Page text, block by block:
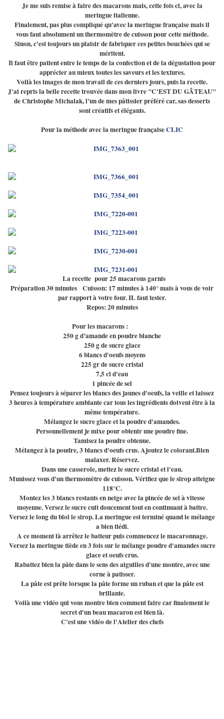
Je me suis remise à faire des macarons mais, cette fois ci, avec la
meringue italienne.
Finalement, pas plus compliqué qu'avec la meringue française mais il
vous faut absolument un thermomètre de cuisson pour cette méthode.
Sinon, c'est toujours un plaisir de fabriquer ces petites bouchées qui se
méritent.
Il faut être patient entre le temps de la confection et de la dégustation pour
apprécier au mieux toutes les saveurs et les textures.
Voilà les images de mon travail de ces derniers jours, puis la recette.
J'ai repris la belle recette trouvée dans mon livre "C'EST DU GÂTEAU"
de Christophe Michalak, l'un de mes pâtissier préféré car, sas desserts
sont créatifs et élégants.
Pour la méthode avec la meringue françaiseCLIC
La recette pour 25 macarons garnis
Préparation 30 minutes Cuisson: 17 minutes à 140° mais à vous de voir
par rapport à votre four. IL faut tester.
Repos: 20 minutes
Pour les macarons :
250 g d’amande en poudre blanche
250 g de sucre glace
6 blancs d'oeufs moyens
225 gr de sucre cristal
7,5 cl d'eau
1 pincée de sel
Pensez toujours à séparer les blancs des jaunes d'oeufs, la veille et laissez
3 heures à température ambiante car tous les ingrédients doivent être à la
même température.
Mélangez le sucre glace et la poudre d'amandes.
Personnellement je mixe pour obtenir une poudre fine.
Tamisez la poudre obtenue.
Mélangez à la poudre, 3 blancs d'oeufs crus. Ajoutez le colorant.Bien
malaxer. Réservez.
Dans une casserole, mettez le sucre cristal et l'eau.
Munissez vous d'un thermomètre de cuisson. Vérifiez que le sirop atteigne
118°C.
Montez les 3 blancs restants en neige avec la pincée de sel à vitesse
moyenne. Versez le sucre cuit doucement tout en continuant à battre.
Versez le long du blol le sirop. La meringue est terminé quand le mélange
a bien tiédi.
A ce moment là arrêtez le batteur puis commencez le macaronnage.
Versez la meringue tiède en 3 fois sur le mélange poudre d'amandes sucre
glace et oeufs crus.
Rabattez bien la pâte dans le sens des aiguilles d'une montre, avec une
corne à patisser.
La pâte est prête lorsque la pâte forme un ruban et que la pâte est
brillante.
Voilà une vidéo qui vous montre bien comment faire car finalement le
secret d'un beau macaron est bien là.
C'est une vidéo de l'Atelier des chefs